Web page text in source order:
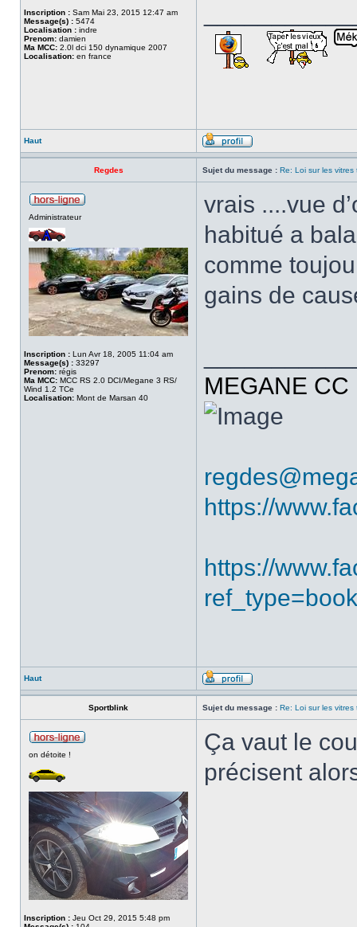
Inscription : Sam Mai 23, 2015 12:47 am
Message(s) : 5474
Localisation : indre
Prenom: damien
Ma MCC: 2.0l dci 150 dynamique 2007
Localisation: en france
Haut
Regdes Sujet du message : Re: Loi sur les
Administrateur
Inscription : Lun Avr 18, 2005 11:04 am
Message(s) : 33297
Prenom: régis
Ma MCC: MCC RS 2.0 DCI/Megane 3 RS/
Wind 1.2 TCe
Localisation: Mont de Marsan 40
vrais ....vue
habitué a
comme
gains de
MEGANE
https://
https://
Haut
Sportblink Sujet du message : Re: Loi sur les
on détoite !
Inscription : Jeu Oct 29, 2015 5:48 pm
Ça vaut le
précisent